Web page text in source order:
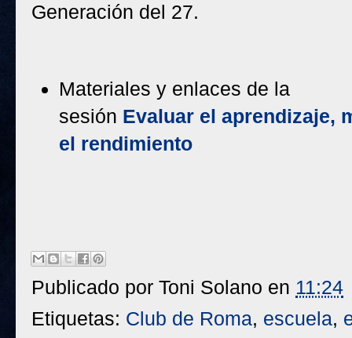
Generación del 27.
Materiales y enlaces de la
sesión Evaluar el aprendizaje,
el rendimiento
Publicado por Toni Solano en 11:24
Etiquetas: Club de Roma, escuela,